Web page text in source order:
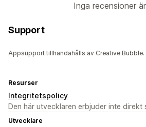
Inga recensioner
Support
Appsupport tillhandahålls av Creative Bubble.
Resurser
Integritetspolicy
Den här utvecklaren erbjuder inte direkt
Utvecklare